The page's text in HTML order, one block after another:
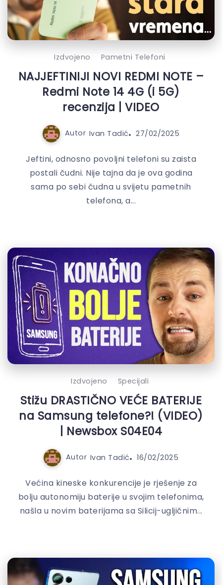
Izdvojeno Pametni Telefoni
NAJJEFTINIJI NOVI REDMI NOTE –
Redmi Note 14 4G (i 5G)
recenzija | VIDEO
Autor Ivan Tadić 27/02/2025
Jeftini, odnosno povoljni telefoni su zaista
postali čudni. Nije tajna da je ova godina
sama po sebi čudna u svijetu pametnih
telefona, a...
Izdvojeno Specijali
Stižu DRASTIČNO VEĆE BATERIJE
na Samsung telefone?! (VIDEO)
| Newsbox S04E04
Autor Ivan Tadić 16/02/2025
Većina kineske konkurencije je rješenje za
bolju autonomiju baterije u svojim telefonima,
našla u novim baterijama sa Silicij-ugljičnim...